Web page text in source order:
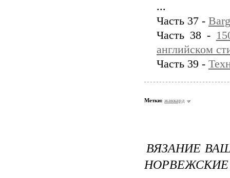
...
Часть 37 -
Часть 38 -
английском
Часть 39 -
Метки: жаккард
ВЯЗАНИЕ